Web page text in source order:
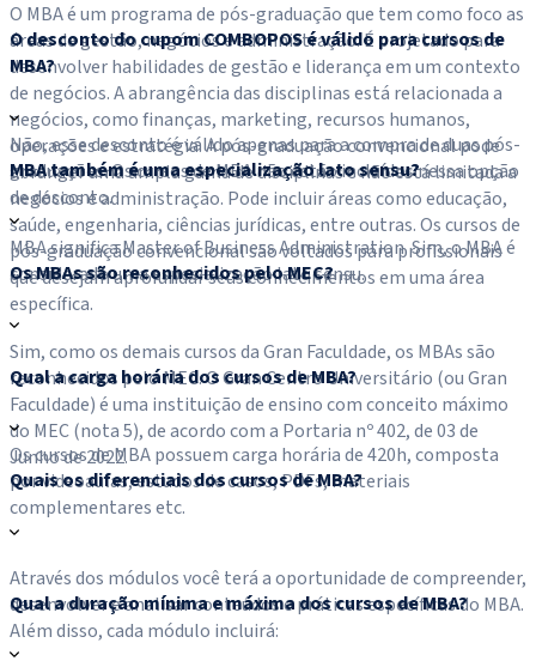
O MBA é um programa de pós-graduação que tem como foco as
áreas de gestão, negócios e administração. É projetado para
desenvolver habilidades de gestão e liderança em um contexto
de negócios. A abrangência das disciplinas está relacionada a
negócios, como finanças, marketing, recursos humanos,
operações e estratégia. A pós-graduação convencional pode
abranger uma ampla gama de disciplinas e não está limitada a
negócios e administração. Pode incluir áreas como educação,
saúde, engenharia, ciências jurídicas, entre outras. Os cursos de
pós-graduação convencional são voltados para profissionais
que desejam aprofundar seus conhecimentos em uma área
específica.
O desconto do cupom COMBOPOS é válido para cursos de
MBA?
Não, esse desconto é válido apenas para a compra de duas pós-
graduações. Os cursos de MBA não estão incluídos nessa opção
de desconto.
MBA também é uma especialização lato sensu?
MBA significa Master of Business Administration. Sim, o MBA é
considerado uma especialização lato sensu.
Os MBAs são reconhecidos pelo MEC?
Sim, como os demais cursos da Gran Faculdade, os MBAs são
reconhecidos pelo MEC. O Gran Centro Universitário (ou Gran
Faculdade) é uma instituição de ensino com conceito máximo
do MEC (nota 5), de acordo com a Portaria nº 402, de 03 de
Junho de 2022.
Qual a carga horária dos cursos de MBA?
Os cursos de MBA possuem carga horária de 420h, composta
por videoaulas, estudos de casos, PDFs, materiais
complementares etc.
Quais os diferenciais dos cursos de MBA?
Através dos módulos você terá a oportunidade de compreender,
desenvolver e analisar conteúdos e práticas específicas do MBA.
Além disso, cada módulo incluirá:
Qual a duração mínima e máxima dos cursos de MBA?